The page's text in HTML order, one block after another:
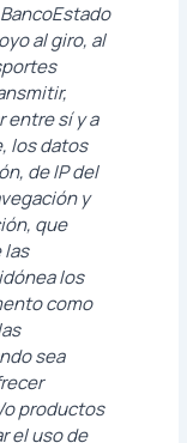
al giro, al
entre sí y a
los datos
de IP del
y
que
las
los
como
sea
productos
el uso de